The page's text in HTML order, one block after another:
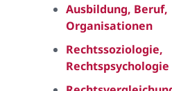
Ausbildung, Beruf,
Organisationen
Rechtssoziologie,
Rechtspsychologie